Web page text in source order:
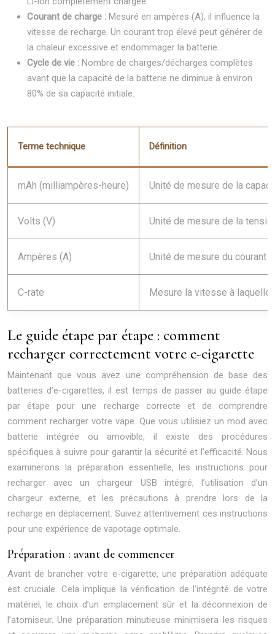
Courant de charge : Mesuré en ampères (A), il influence la
vitesse de recharge. Un courant trop élevé peut générer de
la chaleur excessive et endommager la batterie.
Cycle de vie : Nombre de charges/décharges complètes
avant que la capacité de la batterie ne diminue à environ
80% de sa capacité initiale.
Terme technique Définition
mAh (milliampères-heure) Unité de mesure de la
Volts (V) Unité de mesure de la
Ampères (A) Unité de mesure du courant
C-rate Mesure la vitesse à laquelle
Le guide étape par étape : comment
recharger correctement votre e-cigarette
Maintenant que vous avez une compréhension de base des
batteries d’e-cigarettes, il est temps de passer au guide étape
par étape pour une recharge correcte et de comprendre
comment recharger votre vape. Que vous utilisiez un mod avec
batterie intégrée ou amovible, il existe des procédures
spécifiques à suivre pour garantir la sécurité et l’efficacité. Nous
examinerons la préparation essentielle, les instructions pour
recharger avec un chargeur USB intégré, l’utilisation d’un
chargeur externe, et les précautions à prendre lors de la
recharge en déplacement. Suivez attentivement ces instructions
pour une expérience de vapotage optimale.
Préparation : avant de commencer
Avant de brancher votre e-cigarette, une préparation adéquate
est cruciale. Cela implique la vérification de l’intégrité de votre
matériel, le choix d’un emplacement sûr et la déconnexion de
l’atomiseur. Une préparation minutieuse minimisera les risques